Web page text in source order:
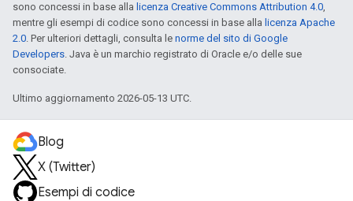
sono concessi in base alla licenza Creative Commons Attribution 4.0,
mentre gli esempi di codice sono concessi in base alla licenza Apache
2.0. Per ulteriori dettagli, consulta le norme del sito di Google
Developers. Java è un marchio registrato di Oracle e/o delle sue
consociate.
Ultimo aggiornamento 2026-05-13 UTC.
Blog
X (Twitter)
Esempi di codice